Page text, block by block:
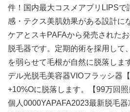
件！国内最大コスメアプリLIPSで
感・テクス美肌効果がある設計に
ケアとスキPAFAから発売された
脱毛器です。定期的術を採用して
を弱らせて毛根が自然に脱落しま
デル光脱毛美容器VIOフラッシ器
+10%Oに脱落します。【99万回照
個人0000YAPAFA2023最新脱毛